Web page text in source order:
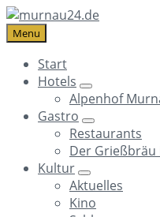
Skip
to
Skip
to
navigation
Skip
to
Menu
Start
Hotels
Alpenhof
Gastro
Restaurants
Der
Kultur
Aktuelles
Kino